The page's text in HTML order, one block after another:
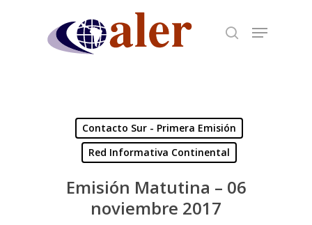
Contacto Sur - Primera Emisión
Red Informativa Continental
Emisión Matutina – 06
noviembre 2017